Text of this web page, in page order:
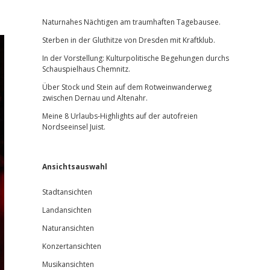
Naturnahes Nächtigen am traumhaften Tagebausee.
Sterben in der Gluthitze von Dresden mit Kraftklub.
In der Vorstellung: Kulturpolitische Begehungen durchs
Schauspielhaus Chemnitz.
Über Stock und Stein auf dem Rotweinwanderweg
zwischen Dernau und Altenahr.
Meine 8 Urlaubs-Highlights auf der autofreien
Nordseeinsel Juist.
Ansichtsauswahl
Stadtansichten
Landansichten
Naturansichten
Konzertansichten
Musikansichten